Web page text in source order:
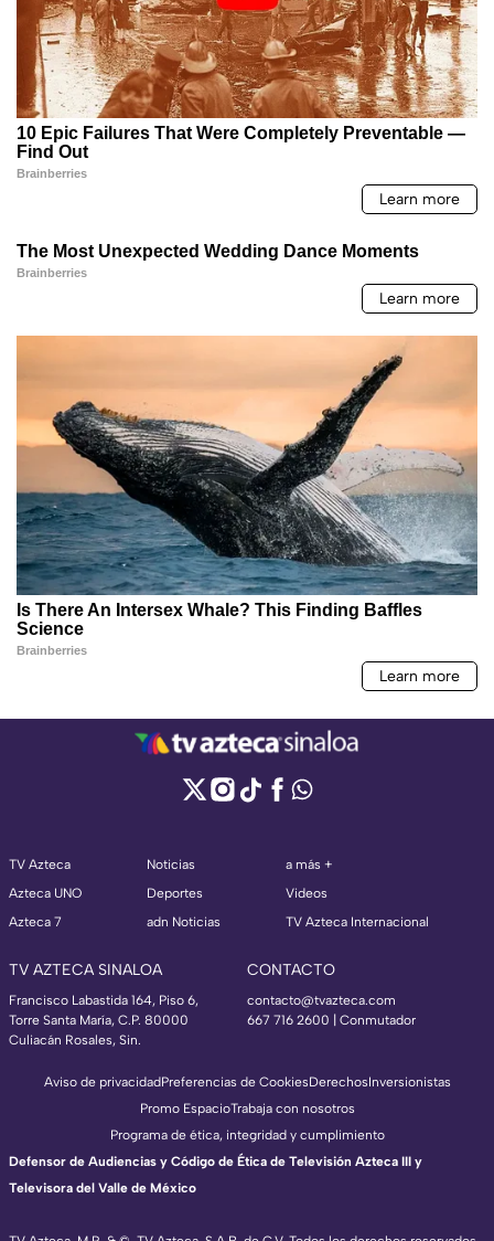
TV Azteca
Azteca UNO
Azteca 7
Noticias
Deportes
adn Noticias
a más +
Videos
TV Azteca Internacional
TV AZTECA SINALOA
Francisco Labastida 164, Piso 6,
Torre Santa María, C.P. 80000
Culiacán Rosales, Sin.
CONTACTO
contacto@tvazteca.com
667 716 2600 | Conmutador
Aviso de privacidadPreferencias de CookiesDerechosInversionistas
Promo EspacioTrabaja con nosotros
Programa de ética, integridad y cumplimiento
Defensor de Audiencias y Código de Ética de Televisión Azteca III y
Televisora del Valle de México